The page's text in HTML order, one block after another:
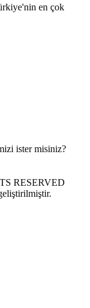
en çok
ister misiniz?
RESERVED